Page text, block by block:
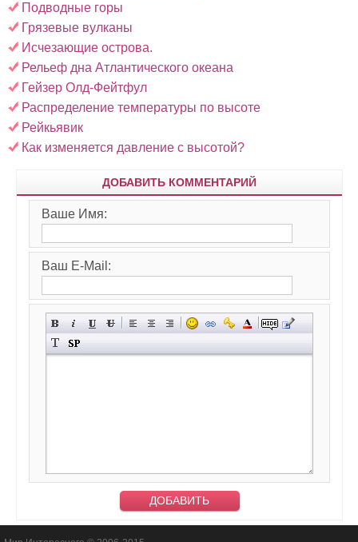
Подводные горы
Грязевые вулканы
Исчезающие острова.
Рельеф дна Атлантического океа­на
Гейзер Олд-Фейтфул
Распределение температуры по высоте
Рейкьявик
Как изменяется давление с высотой?
ДОБАВИТЬ КОММЕНТАРИЙ
Ваше Имя:
Ваш E-Mail: